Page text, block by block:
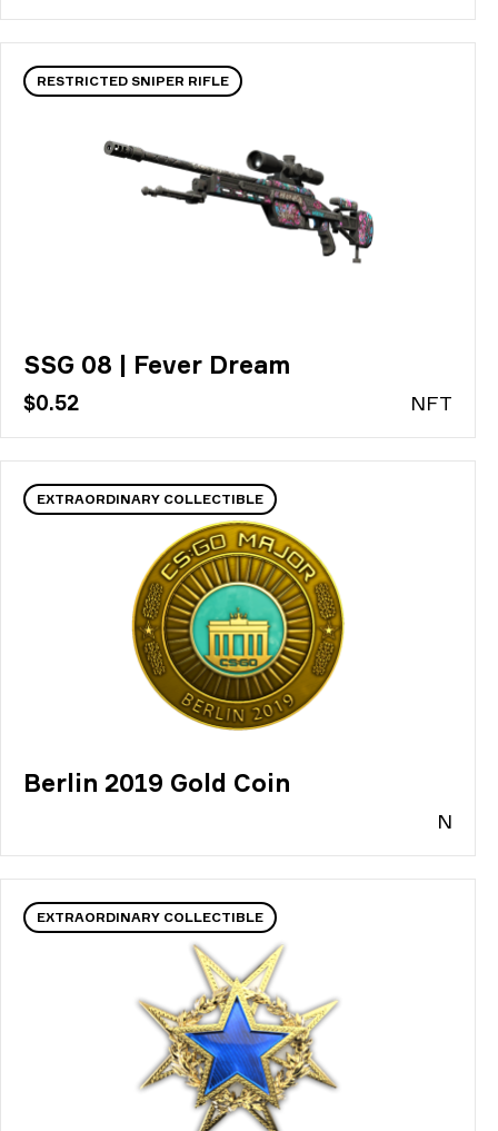
RESTRICTED SNIPER RIFLE
SSG 08 | Fever Dream
$0.52 NFT
EXTRAORDINARY COLLECTIBLE
Berlin 2019 Gold Coin
N
EXTRAORDINARY COLLECTIBLE